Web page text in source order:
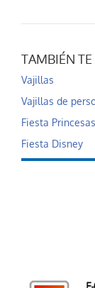
TAMBIÉN
Vajillas
Vajillas de
Fiesta
Fiesta Disney